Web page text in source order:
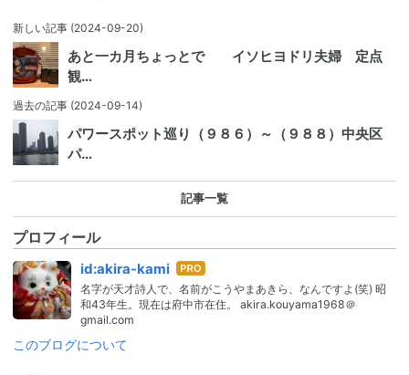
新しい記事 (2024-09-20)
あと一カ月ちょっとで イソヒヨドリ夫婦 定点
観…
過去の記事 (2024-09-14)
パワースポット巡り（９８６）～（９８８）中央区
パ…
記事一覧
プロフィール
id:akira-kami はて
なブ
ログ
名字が天才詩人で、名前がこうやまあきら、なんですよ(笑) 昭
和43年生。現在は府中市在住。 akira.kouyama1968＠
gmail.com
このブログについて